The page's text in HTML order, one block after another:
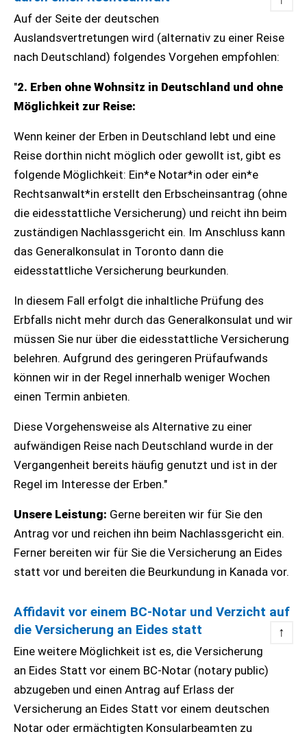
Auf der Seite der deutschen
Auslandsvertretungen wird (alternativ zu einer Reise
nach Deutschland) folgendes Vorgehen empfohlen:
"2. Erben ohne Wohnsitz in Deutschland und ohne
Möglichkeit zur Reise:
Wenn keiner der Erben in Deutschland lebt und eine
Reise dorthin nicht möglich oder gewollt ist, gibt es
folgende Möglichkeit: Ein*e Notar*in oder ein*e
Rechtsanwalt*in erstellt den Erbscheinsantrag (ohne
die eidesstattliche Versicherung) und reicht ihn beim
zuständigen Nachlassgericht ein. Im Anschluss kann
das Generalkonsulat in Toronto dann die
eidesstattliche Versicherung beurkunden.
In diesem Fall erfolgt die inhaltliche Prüfung des
Erbfalls nicht mehr durch das Generalkonsulat und wir
müssen Sie nur über die eidesstattliche Versicherung
belehren. Aufgrund des geringeren Prüfaufwands
können wir in der Regel innerhalb weniger Wochen
einen Termin anbieten.
Diese Vorgehensweise als Alternative zu einer
aufwändigen Reise nach Deutschland wurde in der
Vergangenheit bereits häufig genutzt und ist in der
Regel im Interesse der Erben."
Unsere Leistung: Gerne bereiten wir für Sie den
Antrag vor und reichen ihn beim Nachlassgericht ein.
Ferner bereiten wir für Sie die Versicherung an Eides
statt vor und bereiten die Beurkundung in Kanada vor.
Affidavit vor einem BC-Notar und Verzicht auf
die Versicherung an Eides statt
↑
Eine weitere Möglichkeit ist es, die Versicherung
an Eides Statt vor einem BC-Notar (notary public)
abzugeben und einen Antrag auf Erlass der
Versicherung an Eides Statt vor einem deutschen
Notar oder ermächtigten Konsularbeamten zu